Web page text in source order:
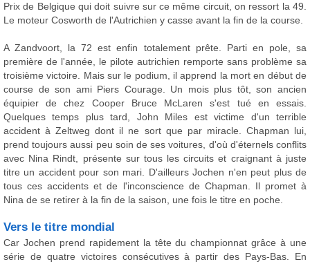
Prix de Belgique qui doit suivre sur ce même circuit, on ressort la 49.
Le moteur Cosworth de l'Autrichien y casse avant la fin de la course.
A Zandvoort, la 72 est enfin totalement prête. Parti en pole, sa
première de l'année, le pilote autrichien remporte sans problème sa
troisième victoire. Mais sur le podium, il apprend la mort en début de
course de son ami Piers Courage. Un mois plus tôt, son ancien
équipier de chez Cooper Bruce McLaren s'est tué en essais.
Quelques temps plus tard, John Miles est victime d'un terrible
accident à Zeltweg dont il ne sort que par miracle. Chapman lui,
prend toujours aussi peu soin de ses voitures, d'où d'éternels conflits
avec Nina Rindt, présente sur tous les circuits et craignant à juste
titre un accident pour son mari. D'ailleurs Jochen n'en peut plus de
tous ces accidents et de l'inconscience de Chapman. Il promet à
Nina de se retirer à la fin de la saison, une fois le titre en poche.
Vers le titre mondial
Car Jochen prend rapidement la tête du championnat grâce à une
série de quatre victoires consécutives à partir des Pays-Bas. En